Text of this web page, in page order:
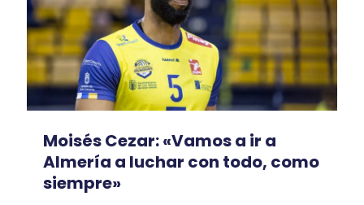
Moisés Cezar: «Vamos a ir a
Almería a luchar con todo, como
siempre»